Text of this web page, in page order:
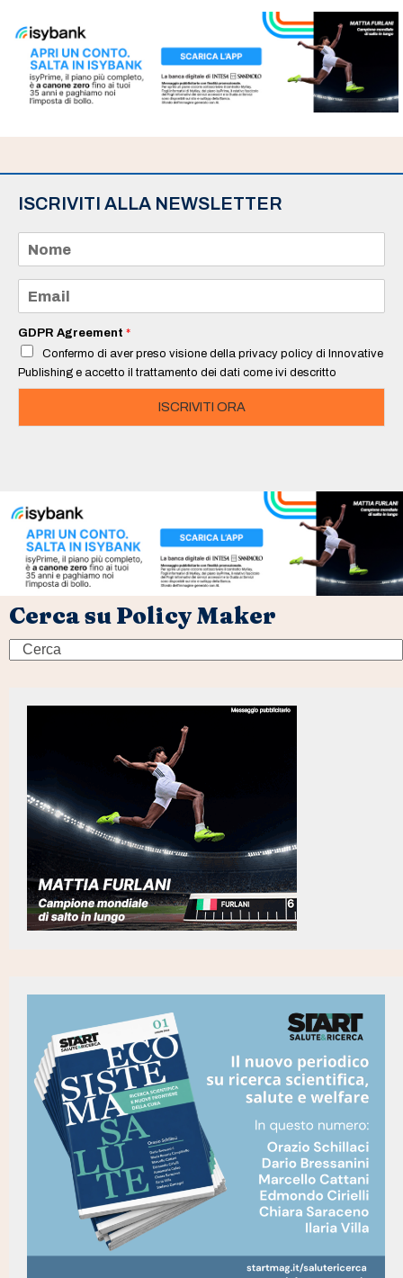
ISCRIVITI ALLA NEWSLETTER
m
e
a
i
*
GDPR Agreement *
Confermo di aver preso visione della privacy policy di Innovative
Publishing e accetto il trattamento dei dati come ivi descritto
ISCRIVITI ORA
Cerca su Policy Maker
Search